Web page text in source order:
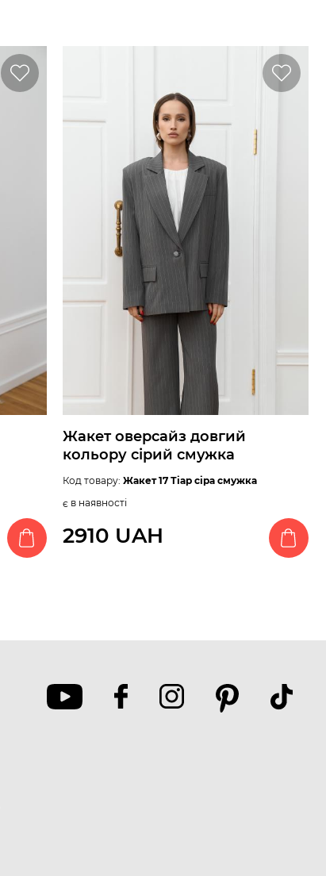
Жакет оверсайз довгий
кольору сірий смужка
Код товару: Жакет 17 Тіар сіра смужка
є в наявності
2910 UAH